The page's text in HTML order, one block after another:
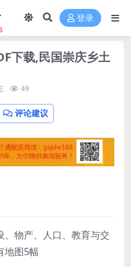
登录
下载,民国崇庆乡土
49
评论建议
物产、人口、教育与交
地图5幅